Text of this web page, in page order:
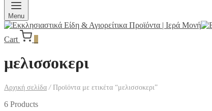
Menu
Cart
μελισσοκερι
Αρχική σελίδα /Προϊόντα με ετικέτα “μελισσοκερι”
6 Products